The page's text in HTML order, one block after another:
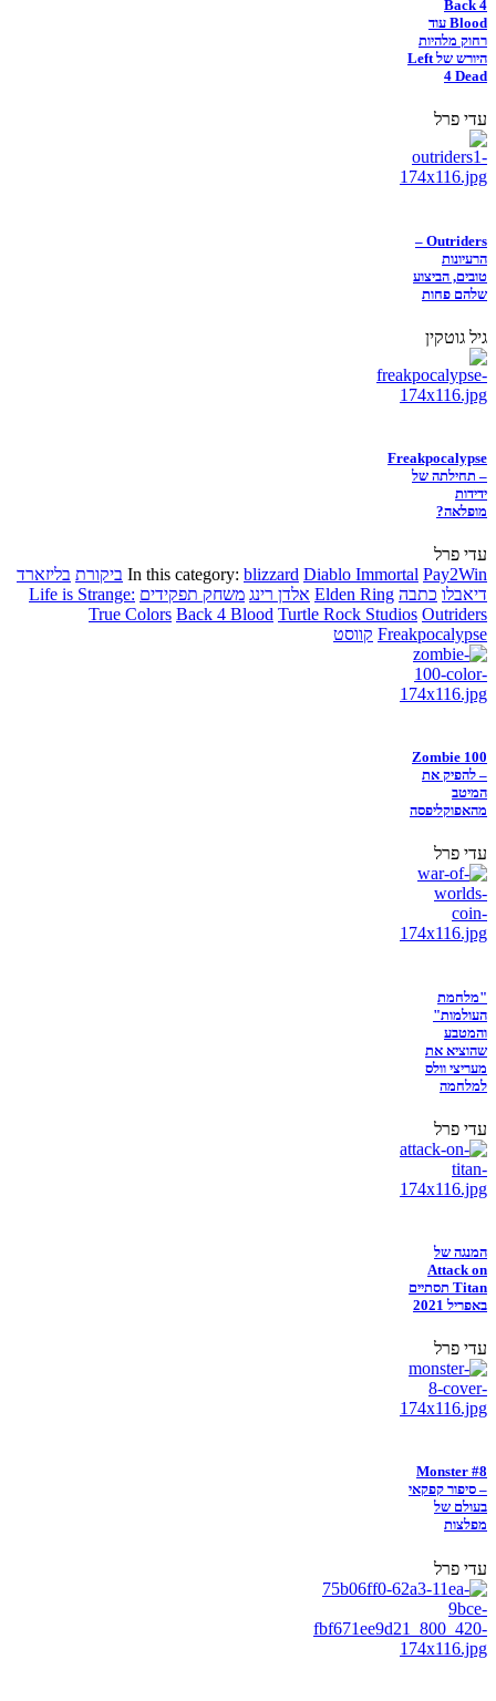
Back 4
Blood עוד
רחוק מלהיות
היורש של Left
4 Dead
עדי פרל
Outriders –
הרעיונות
טובים, הביצוע
שלהם פחות
גיל גוטקין
Freakpocalypse
– תחילתה של
ידידות
מופלאה?
עדי פרל
In this category: blizzard Diablo Immortal Pay2Win ביקורת בליזארד
דיאבלו כתבה Elden Ring אלדן רינג משחק תפקידים Life is Strange:
True Colors Back 4 Blood Turtle Rock Studios Outriders
Freakpocalypse קווסט
Zombie 100
– להפיק את
המיטב
מהאפוקליפסה
עדי פרל
"מלחמת
העולמות"
והמטבע
שהוציא את
מעריצי וולס
למלחמה
עדי פרל
המנגה של
Attack on
Titan תסתיים
באפריל 2021
עדי פרל
Monster #8
– סיפור קפקאי
בעולם של
מפלצות
עדי פרל